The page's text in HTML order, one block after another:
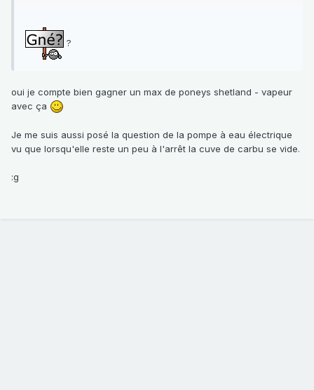
?
oui je compte bien gagner un max de poneys shetland - vapeur
avec ça
Je me suis aussi posé la question de la pompe à eau électrique
vu que lorsqu'elle reste un peu à l'arrêt la cuve de carbu se vide.
:g